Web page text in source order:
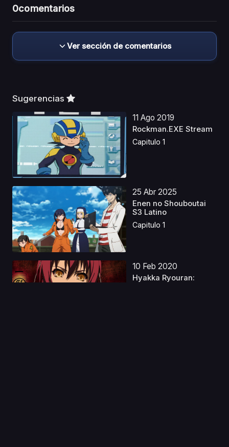
0comentarios
Ver sección de comentarios
Sugerencias
11 Ago 2019
Rockman.EXE Stream
Capitulo 1
25 Abr 2025
Enen no Shouboutai
S3 Latino
Capitulo 1
10 Feb 2020
Hyakka Ryouran: